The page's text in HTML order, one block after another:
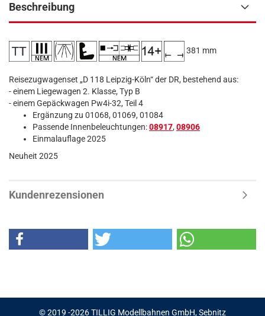
Beschreibung
​ 381 mm
Reisezugwagenset „D 118 Leipzig-Köln“ der DR, bestehend aus:
- einem Liegewagen 2. Klasse, Typ B
- einem Gepäckwagen Pw4i-32, Teil 4
Ergänzung zu 01068, 01069, 01084
Passende Innenbeleuchtungen:08917, 08906
Einmalauflage 2025
Neuheit 2025
Kundenrezensionen
© 2019 -2026 TILLIG Modellbahnen GmbH, Sebnitz